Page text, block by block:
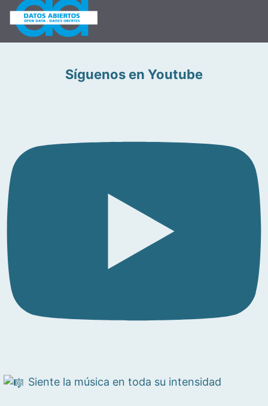
Síguenos en Youtube
Siente la música en toda su intensidad